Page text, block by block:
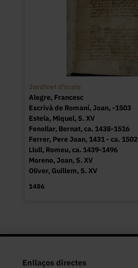
Jardinet d’orats
Alegre, Francesc
Escrivà de Romaní, Joan, -1503
Estela, Miquel, S. XV
Fenollar, Bernat, ca. 1438-1516
Ferrer, Pere Joan, 1431 - ca. 1502
Llull, Romeu, ca. 1439-1496
Moreno, Joan, S. XV
Oliver, Guillem, S. XV
1486
Enllaços directes